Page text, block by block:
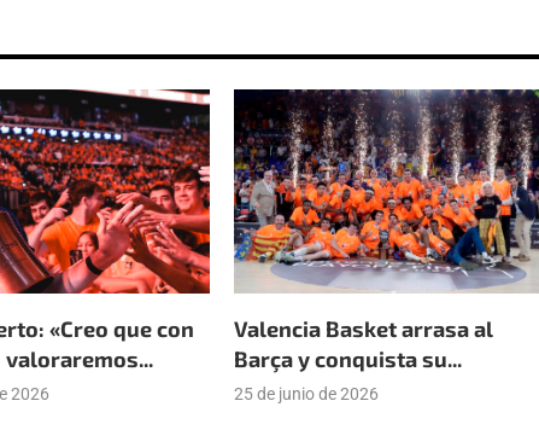
«Creo que con
2026
Valencia Basket arrasa al
Barça y conquista su...
25 de junio de 2026